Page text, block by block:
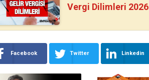
Vergi Dilimleri 2026
Facebook Twitter Linkedin